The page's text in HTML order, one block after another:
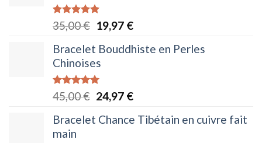
Note5.00
sur 5
35,00€ Le
initial
était :
35,00 €.
19,97 €Le
actuel
Bracelet Bouddhiste en Perles
Chinoises
Note5.00
sur 5
45,00€ Le
initial
24,97 €Le
actuel
Bracelet Chance Tibétain en cuivre fait
main